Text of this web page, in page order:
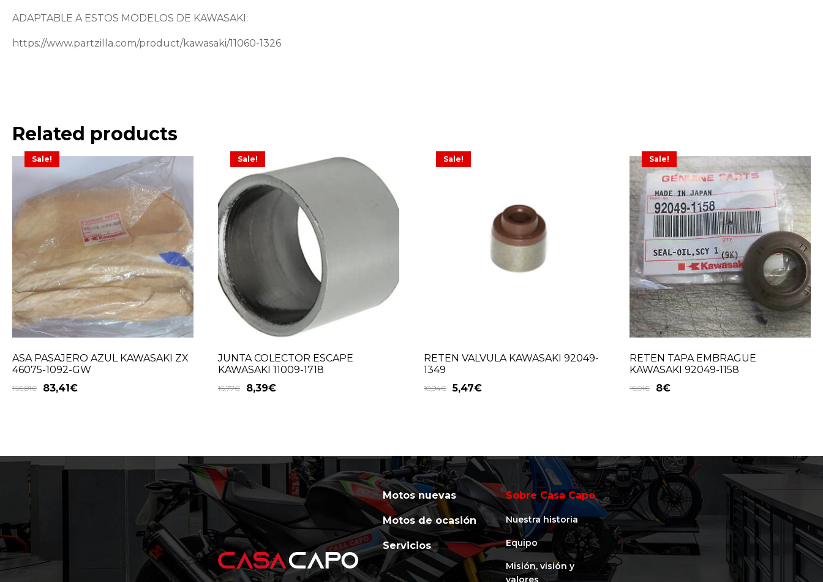
ADAPTABLE A ESTOS MODELOS DE KAWASAKI:
https://www.partzilla.com/product/kawasaki/11060-1326
Related products
Sale!
ASA PASAJERO AZUL KAWASAKI ZX
46075-1092-GW
166,81€ 83,41€
Sale!
JUNTA COLECTOR ESCAPE
KAWASAKI 11009-1718
16,77€ 8,39€
Sale!
RETEN VALVULA KAWASAKI 92049-
1349
10,94€ 5,47€
Sale!
RETEN TAPA EMBRAGUE
KAWASAKI 92049-1158
16,01€ 8€
Motos nuevas
Motos de ocasión
Servicios
Sobre Casa Capo
Nuestra historia
Equipo
Misión, visión y
valores